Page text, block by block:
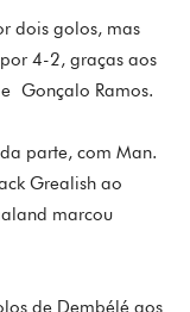
dois golos, mas
4-2, graças aos
Gonçalo Ramos.
parte, com Man.
Grealish ao
marcou
de Dembélé aos